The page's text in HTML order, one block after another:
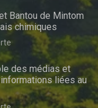
Bantou de Mintom
chimiques
des médias et
liées au